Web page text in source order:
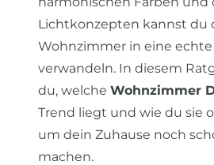
Lichtkonzepten kannst du
Wohnzimmer in eine
verwandeln. In diesem
du, welche Wohnzimmer
Trend liegt und wie du sie
um dein Zuhause noch
machen.